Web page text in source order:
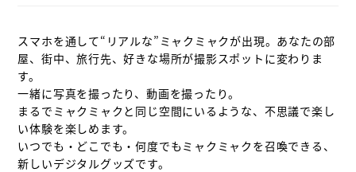
スマホを通して“リアルな”ミャクミャクが出現。あなたの部
屋、街中、旅行先、好きな場所が撮影スポットに変わりま
す。
一緒に写真を撮ったり、動画を撮ったり。
まるでミャクミャクと同じ空間にいるような、不思議で楽し
い体験を楽しめます。
いつでも・どこでも・何度でもミャクミャクを召喚できる、
新しいデジタルグッズです。